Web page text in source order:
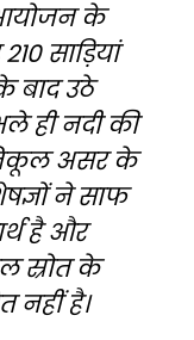
के
साड़ियां
बाद उठे
ही नदी की
असर के
ने साफ
है और
स्रोत के
नहीं है।